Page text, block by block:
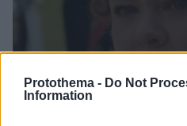
Protothema - Do Not
Information